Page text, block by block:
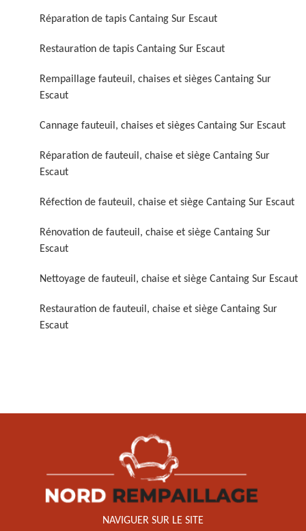
Réparation de fauteuil,
chaise et siège 59
chaise et siège 59
chaise et siège 59
chaise et siège 59
Réparation de tapis Cantaing Sur Escaut
Restauration de tapis Cantaing Sur Escaut
Rempaillage fauteuil, chaises et sièges Cantaing Sur
Escaut
Cannage fauteuil, chaises et sièges Cantaing Sur Escaut
Réparation de fauteuil, chaise et siège Cantaing Sur
Escaut
Réfection de fauteuil, chaise et siège Cantaing Sur Escaut
Rénovation de fauteuil, chaise et siège Cantaing Sur
Escaut
Nettoyage de fauteuil, chaise et siège Cantaing Sur Escaut
Restauration de fauteuil, chaise et siège Cantaing Sur
Escaut
NAVIGUER SUR LE SITE